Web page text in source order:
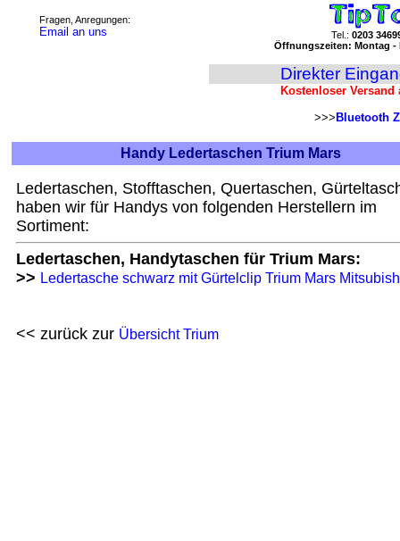
Fragen, Anregungen:
Email an uns Tel.: 0203
Öffnungszeiten: Montag -
Direkter
Kostenloser
>>> Bluetooth
Handy Ledertaschen Trium Mars
Ledertaschen, Stofftaschen, Quertaschen,
haben wir für Handys von folgenden Herstellern im
Sortiment:
Ledertaschen, Handytaschen für Trium Mars:
>> Ledertasche schwarz mit Gürtelclip Trium Mars
<< zurück zur Übersicht Trium